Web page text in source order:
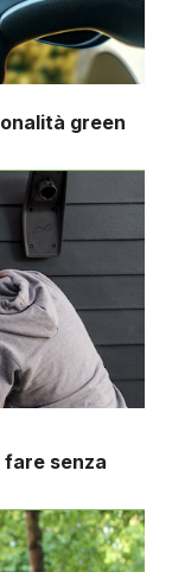
green
fare senza